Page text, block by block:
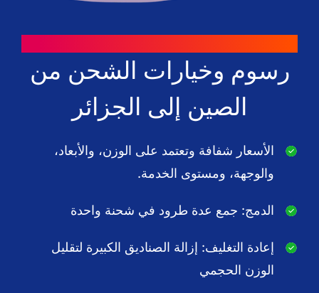
رسوم وخيارات الشحن من
الصين إلى الجزائر
الأسعار شفافة وتعتمد على الوزن، والأبعاد،
والوجهة، ومستوى الخدمة.
الدمج: جمع عدة طرود في شحنة واحدة
إعادة التغليف: إزالة الصناديق الكبيرة لتقليل
الوزن الحجمي